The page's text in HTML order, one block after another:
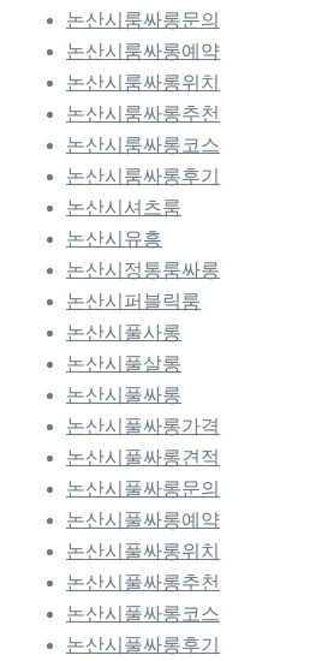
논산시룸싸롱문의
논산시룸싸롱예약
논산시룸싸롱위치
논산시룸싸롱추천
논산시룸싸롱코스
논산시룸싸롱후기
논산시셔츠룸
논산시유흥
논산시정통룸싸롱
논산시퍼블릭룸
논산시풀사롱
논산시풀살롱
논산시풀싸롱
논산시풀싸롱가격
논산시풀싸롱견적
논산시풀싸롱문의
논산시풀싸롱예약
논산시풀싸롱위치
논산시풀싸롱추천
논산시풀싸롱코스
논산시풀싸롱후기